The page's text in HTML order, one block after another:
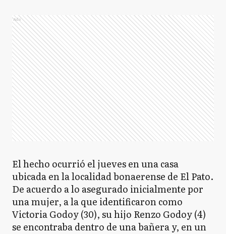
Ads
El hecho ocurrió el jueves en una casa
ubicada en la localidad bonaerense de El Pato.
De acuerdo a lo asegurado inicialmente por
una mujer, a la que identificaron como
Victoria Godoy (30), su hijo Renzo Godoy (4)
se encontraba dentro de una bañera y, en un